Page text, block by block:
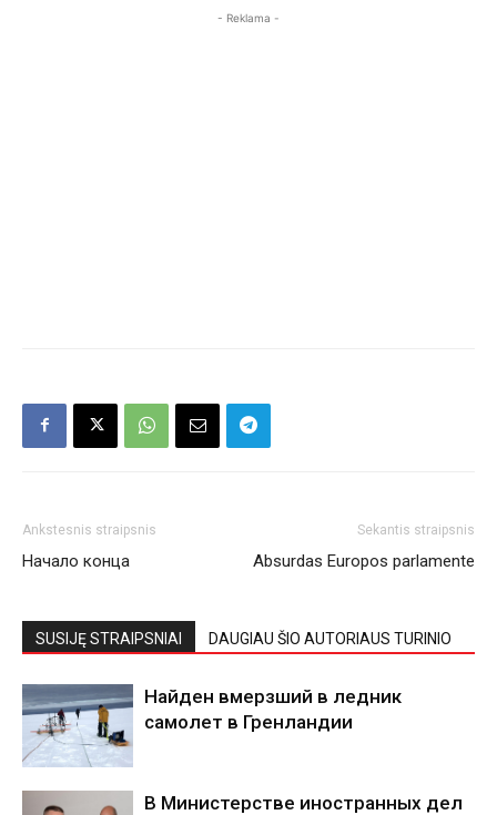
- Reklama -
Ankstesnis straipsnis
Начало конца
Sekantis straipsnis
Absurdas Europos parlamente
SUSIJĘ STRAIPSNIAI DAUGIAU ŠIO AUTORIAUS TURINIO
Найден вмерзший в ледник
самолет в Гренландии
В Министерстве иностранных дел